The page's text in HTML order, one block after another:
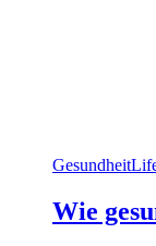
Gesundheit
Wie